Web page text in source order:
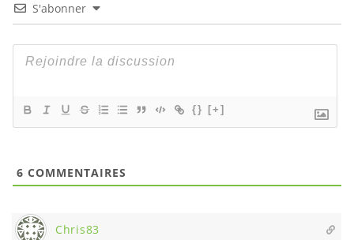
S'abonner
{} [+]
6 COMMENTAIRES
Chris83